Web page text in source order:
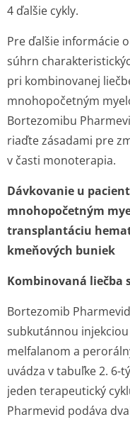
4 ďalšie cykly.
Pre ďalšie informácie
súhrn
pri kombinovanej
mnohopočetným
Bortezomibu
riaďte zásadami pre
v časti monoterapia.
Dávkovanie u
mnohopočetným
transplantáciu
kmeňových buniek
Kombinovaná liečba
Bortezomib
subkutánnou
melfalanom a
uvádza v tabuľke 2. 6-
jeden terapeutický
Pharmevid podáva